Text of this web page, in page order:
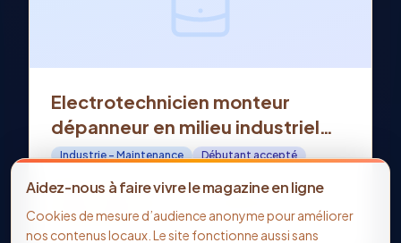
Electrotechnicien monteur
dépanneur en milieu industriel
H/F - Offre d'emploi en CDI à
SOISSONS (02)
Industrie - Maintenance Débutant accepté
02 Soissons
industriel H/F
Aidez-nous à faire vivre le magazine en ligne
Cookies de mesure d’audience anonyme pour améliorer
nos contenus locaux. Le site fonctionne aussi sans